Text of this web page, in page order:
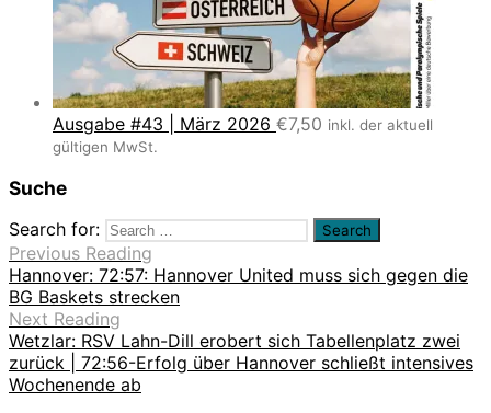
Ausgabe #43 | März 2026 €7,50 inkl. der aktuell
gültigen MwSt.
Suche
Search for:
Previous Reading
Hannover: 72:57: Hannover United muss sich gegen die
BG Baskets strecken
Next Reading
Wetzlar: RSV Lahn-Dill erobert sich Tabellenplatz zwei
zurück | 72:56-Erfolg über Hannover schließt intensives
Wochenende ab